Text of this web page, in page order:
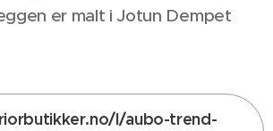
er malt i Jotun Dempet
l/aubo-trend-